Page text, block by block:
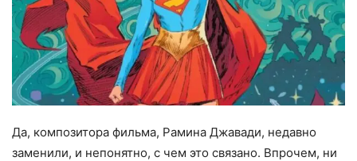
Да, композитора фильма, Рамина Джавади, недавно
заменили, и непонятно, с чем это связано. Впрочем, ни